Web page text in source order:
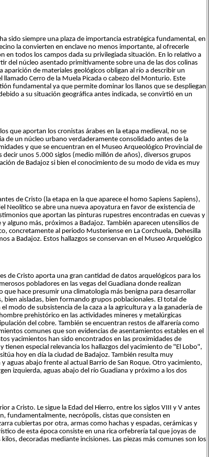
sido siempre una plaza de importancia estratégica fundamental, en
la convierten en enclave no menos importante, al ofrecerle
en todos los campos dada su privilegiada situación. En lo relativo a
del núcleo asentado primitivamente sobre una de las dos colinas
de materiales geológicos obligan al río a describir un
Cerro de la Muela Picada o cabezo del Monturio. Este
fundamental ya que permite dominar los llanos que se despliegan
a su situación geográfica antes indicada, se convirtió en un
que aportan los cronistas árabes en la etapa medieval, no se
de un núcleo urbano verdaderamente consolidado antes de la
y que se encuentran en el Museo Arqueológico Provincial de
unos 5.000 siglos (medio millón de años), diversos grupos
de Badajoz si bien el conocimiento de su modo de vida es muy
de Cristo (la etapa en la que aparece el homo Sapiens Sapiens),
Neolítico se abre una nueva apoyatura en favor de existencia de
que aportan las pinturas rupestres encontradas en cuevas y
alguno más, próximos a Badajoz. También aparecen utensilios de
concretamente al periodo Musteriense en La Corchuela, Dehesilla
a Badajoz. Estos hallazgos se conservan en el Museo Arquelógico
de Cristo aporta una gran cantidad de datos arquelógicos para los
pobladores en las vegas del Guadiana donde realizan
hace presumir una climatología más benigna para desarrollar
aisladas, bien formando grupos poblacionales. El total de
modo de subsistencia de la caza a la agricultura y a la ganadería de
prehistórico en las actividades mineres y metalúrgicas
del cobre. También se encuentran restos de alfarería como
comunes que son evidencias de asentamientos estables en el
yacimientos han sido encontrados en las proximidades de
especial relevancia los hallazgos del yacimiento de "El Lobo",
hoy en día la ciudad de Badajoz. También resulta muy
aguas abajo frente al actual Barrio de San Roque. Otro yacimiento,
izquierda, aguas abajo del río Guadiana y próximo a los dos
a Cristo. Le sigue la Edad del Hierro, entre los siglos VIII y V antes
fundamentalmente, necrópolis, cistas que consisten en
cubiertas por otra, armas como hachas y espadas, cerámicas y
de esta época consiste en una rica orfebrería tal que joyas de
decoradas mediante incisiones. Las piezas más comunes son los